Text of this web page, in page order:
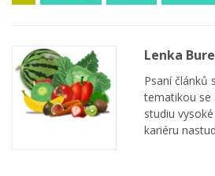
Lenka
Psaní článků
tematikou se
studiu
kariéru